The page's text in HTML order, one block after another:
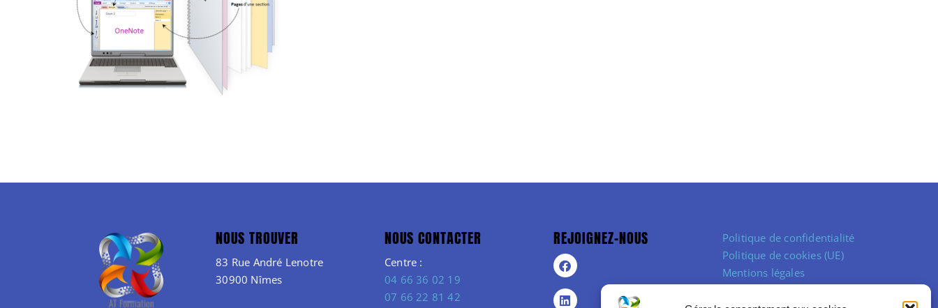
NOUS TROUVER
83 Rue André Lenotre
30900 Nîmes
NOUS CONTACTER
Centre :
04 66 36 02 19
07 66 22 81 42
REJOIGNEZ-NOUS
Politique de confidentialité
Politique de cookies (UE)
Mentions légales